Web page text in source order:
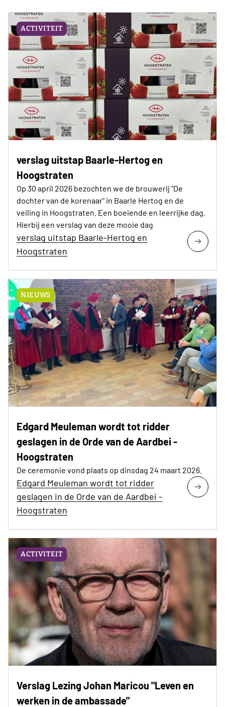
ACTIVITEIT
verslag uitstap Baarle-Hertog en
Hoogstraten
Op 30 april 2026 bezochten we de brouwerij "De
dochter van de korenaar" in Baarle Hertog en de
veiling in Hoogstraten. Een boeiende en leerrijke dag.
Hierbij een verslag van deze mooie dag
verslag uitstap Baarle-Hertog en
Hoogstraten
NIEUWS
Edgard Meuleman wordt tot ridder
geslagen in de Orde van de Aardbei -
Hoogstraten
De ceremonie vond plaats op dinsdag 24 maart 2026.
Edgard Meuleman wordt tot ridder
geslagen in de Orde van de Aardbei -
Hoogstraten
ACTIVITEIT
Verslag Lezing Johan Maricou "Leven en
werken in de ambassade"